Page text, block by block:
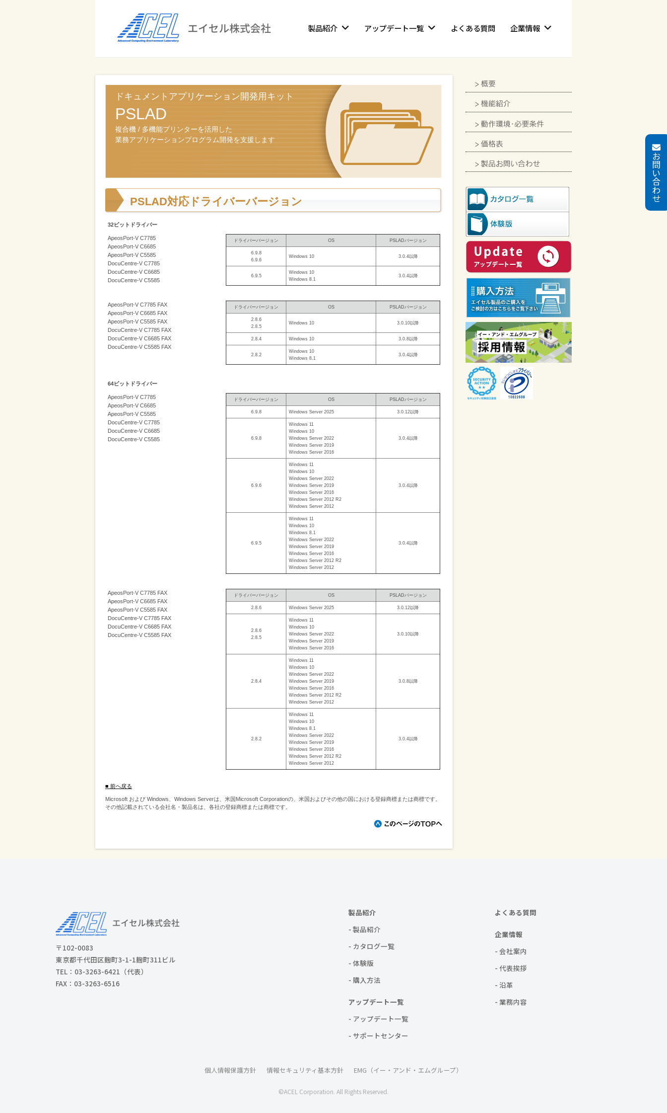
株式会社
ネ
ス
の
効
率
コ
ス
削
減
を
支
製品紹介 アップデート一覧 よくある質問 企業情報
お
問
い
合
わ
せ
ドキュメントアプリケーション開発用キット
PSLAD
複合機 / 多機能プリンターを活用した
業務アプリケーションプログラム開発を支援します
PSLAD対応ドライバーバージョン
32ビットドライバー
ApeosPort-V C7785
ApeosPort-V C6685
ApeosPort-V C5585
DocuCentre-V C7785
DocuCentre-V C6685
DocuCentre-V C5585
ドライバーバージョン OS PSLADバージョン
6.9.8
6.9.6
Windows 10 3.0.4以降
6.9.5
Windows 10
Windows 8.1
3.0.4以降
ApeosPort-V C7785 FAX
ApeosPort-V C6685 FAX
ApeosPort-V C5585 FAX
DocuCentre-V C7785 FAX
DocuCentre-V C6685 FAX
DocuCentre-V C5585 FAX
ドライバーバージョン OS PSLADバージョン
2.8.6
2.8.5
Windows 10 3.0.10以降
2.8.4 Windows 10 3.0.8以降
2.8.2
Windows 10
Windows 8.1
3.0.4以降
64ビットドライバー
ApeosPort-V C7785
ApeosPort-V C6685
ApeosPort-V C5585
DocuCentre-V C7785
DocuCentre-V C6685
DocuCentre-V C5585
ドライバーバージョン OS PSLADバージョン
6.9.8 Windows Server 2025 3.0.12以降
6.9.8
Windows 11
Windows 10
Windows Server 2022
Windows Server 2019
Windows Server 2016
3.0.4以降
6.9.6
Windows 11
Windows 10
Windows Server 2022
Windows Server 2019
Windows Server 2016
Windows Server 2012 R2
Windows Server 2012
3.0.4以降
6.9.5
Windows 11
Windows 10
Windows 8.1
Windows Server 2022
Windows Server 2019
Windows Server 2016
Windows Server 2012 R2
Windows Server 2012
3.0.4以降
ApeosPort-V C7785 FAX
ApeosPort-V C6685 FAX
ApeosPort-V C5585 FAX
DocuCentre-V C7785 FAX
DocuCentre-V C6685 FAX
DocuCentre-V C5585 FAX
ドライバーバージョン OS PSLADバージョン
2.8.6 Windows Server 2025 3.0.12以降
2.8.6
2.8.5
Windows 11
Windows 10
Windows Server 2022
Windows Server 2019
Windows Server 2016
3.0.10以降
2.8.4
Windows 11
Windows 10
Windows Server 2022
Windows Server 2019
Windows Server 2016
Windows Server 2012 R2
Windows Server 2012
3.0.8以降
2.8.2
Windows 11
Windows 10
Windows 8.1
Windows Server 2022
Windows Server 2019
Windows Server 2016
Windows Server 2012 R2
Windows Server 2012
3.0.4以降
■ 前へ戻る
Microsoft および Windows、Windows Serverは、米国Microsoft Corporationの、米国およびその他の国における登録商標または商標です。
その他記載されている会社名・製品名は、各社の登録商標または商標です。
〒102-0083
東京都千代田区麹町3-1-1麹町311ビル
TEL：03-3263-6421（代表）
FAX：03-3263-6516
製品紹介
- 製品紹介
- カタログ一覧
- 体験版
- 購入方法
アップデート一覧
- アップデート一覧
- サポートセンター
よくある質問
企業情報
- 会社案内
- 代表挨拶
- 沿革
- 業務内容
個人情報保護方針 情報セキュリティ基本方針 EMG（イー・アンド・エムグループ）